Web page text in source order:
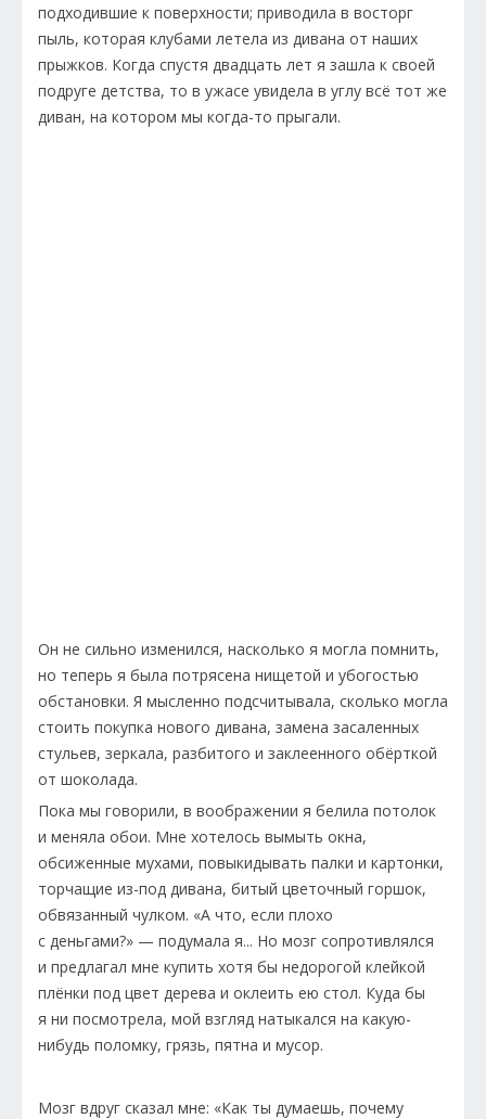
подходившие к поверхности; приводила в восторг
пыль, которая клубами летела из дивана от наших
прыжков. Когда спустя двадцать лет я зашла к своей
подруге детства, то в ужасе увидела в углу всё тот же
диван, на котором мы когда-то прыгали.
Он не сильно изменился, насколько я могла помнить,
но теперь я была потрясена нищетой и убогостью
обстановки. Я мысленно подсчитывала, сколько могла
стоить покупка нового дивана, замена засаленных
стульев, зеркала, разбитого и заклеенного обёрткой
от шоколада.
Пока мы говорили, в воображении я белила потолок
и меняла обои. Мне хотелось вымыть окна,
обсиженные мухами, повыкидывать палки и картонки,
торчащие из-под дивана, битый цветочный горшок,
обвязанный чулком. «А что, если плохо
с деньгами?» — подумала я... Но мозг сопротивлялся
и предлагал мне купить хотя бы недорогой клейкой
плёнки под цвет дерева и оклеить ею стол. Куда бы
я ни посмотрела, мой взгляд натыкался на какую-
нибудь поломку, грязь, пятна и мусор.
Мозг вдруг сказал мне: «Как ты думаешь, почему